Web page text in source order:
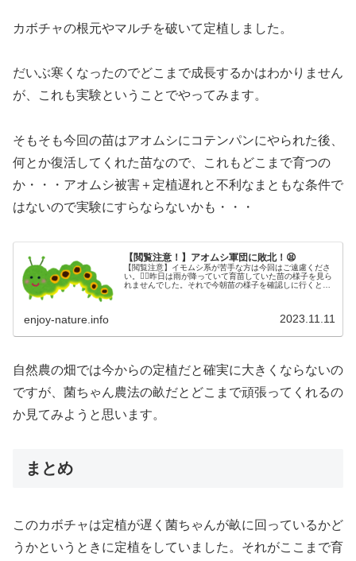
カボチャの根元やマルチを破いて定植しました。
だいぶ寒くなったのでどこまで成長するかはわかりません
が、これも実験ということでやってみます。
そもそも今回の苗はアオムシにコテンパンにやられた後、
何とか復活してくれた苗なので、これもどこまで育つの
か・・・アオムシ被害＋定植遅れと不利なまともな条件で
はないので実験にすらならないかも・・・
【閲覧注意！】アオムシ軍団に敗北！😫
【閲覧注意】イモムシ系が苦手な方は今回はご遠慮くださ
い。🙇‍♂️昨日は雨が降っていて育苗していた苗の様子を見ら
れませんでした。それで今朝苗の様子を確認しに行くとと
enjoy-nature.info 2023.11.11
自然農の畑では今からの定植だと確実に大きくならないの
ですが、菌ちゃん農法の畝だとどこまで頑張ってくれるの
か見てみようと思います。
まとめ
このカボチャは定植が遅く菌ちゃんが畝に回っているかど
うかというときに定植をしていました。それがここまで育